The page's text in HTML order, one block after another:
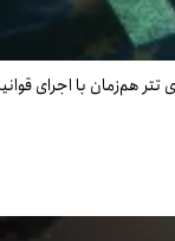
تتر هم‌زمان با اجرای